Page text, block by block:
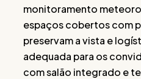
monitoramento
espaços cobertos com
preservam a vista e
adequada para os
com salão integrado e